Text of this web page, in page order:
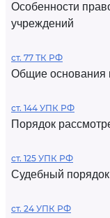
Особенности
учреждений
ст. 77 ТК РФ
Общие основания
ст. 144 УПК РФ
Порядок
ст. 125 УПК РФ
Судебный
ст. 24 УПК РФ